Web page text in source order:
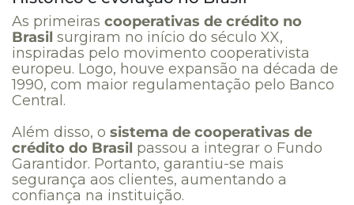
As primeiras cooperativas de crédito no
Brasil surgiram no início do século XX,
inspiradas pelo movimento cooperativista
europeu. Logo, houve expansão na década de
1990, com maior regulamentação pelo Banco
Central.
Além disso, o sistema de cooperativas de
crédito do Brasil passou a integrar o Fundo
Garantidor. Portanto, garantiu-se mais
segurança aos clientes, aumentando a
confiança na instituição.